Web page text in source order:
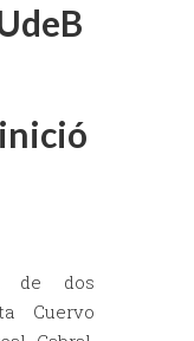
de dos
Cuervo